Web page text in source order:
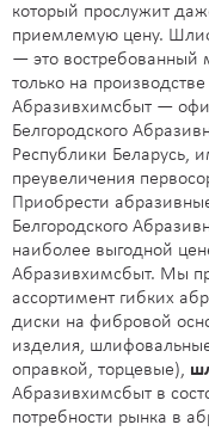
который прослужит
приемлемую цену.
— это востребованный
только на
Абразивхимсбыт —
Белгородского
Республики Беларусь,
преувеличения
Приобрести
Белгородского
наиболее выгодной
Абразивхимсбыт. Мы
ассортимент гибких
диски на фибровой
изделия,
оправкой, торцевые),
Абразивхимсбыт в
потребности рынка в